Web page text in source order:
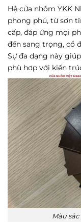
Hệ cửa nhôm YKK
phong phú, từ sơn
cấp, đáp ứng mọi
đến sang trọng, cổ
Sự đa dạng này
phù hợp với kiến
Màu